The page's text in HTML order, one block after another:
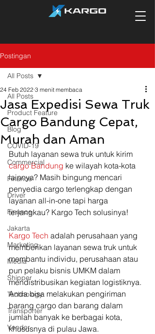
Postingan
All Posts
Product Feature
Blog
COVID-19
Commercial
Finance
Driver
Finance
Jakarta
Marketing
Media
Shipper
Technology
Transporter
Vendor
All Posts
Jasa Expedisi Sewa Truk
Cargo Bandung Cepat,
Murah dan Aman
24 Feb 2022 3 menit membaca
Butuh layanan sewa truk untuk kirim
cargo Bandung ke wilayah kota-kota
lainnya? Masih bingung mencari
penyedia cargo terlengkap dengan
layanan all-in-one tapi harga
terjangkau? Kargo Tech solusinya!
Kargo Tech adalah perusahaan yang
memberikan layanan sewa truk untuk
membantu individu, perusahaan atau
pun pelaku bisnis UMKM dalam
mendistribusikan kegiatan logistiknya.
Anda bisa melakukan pengiriman
barang cargo dan barang dalam
jumlah banyak ke berbagai kota,
khususnya di pulau Jawa.